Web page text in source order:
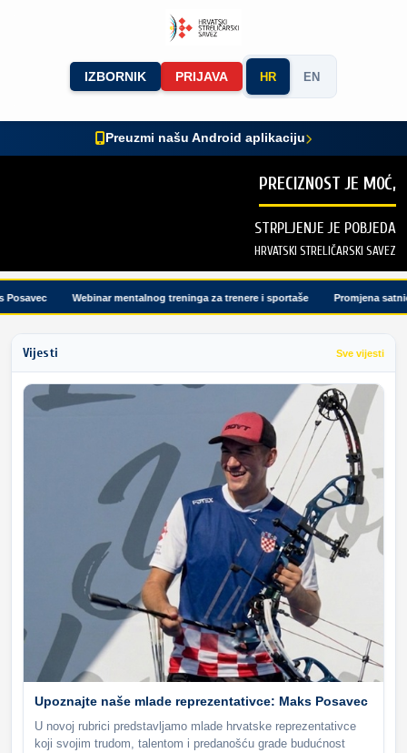
IZBORNIK PRIJAVA HR EN
Preuzmi našu Android aplikaciju
PRECIZNOST JE MOĆ,
STRPLJENJE JE POBJEDA
HRVATSKI STRELIČARSKI SAVEZ
Webinar mentalnog treninga za trenere i sportaše Promjena
Vijesti Sve vijesti
Upoznajte naše mlade reprezentativce: Maks Posavec
U novoj rubrici predstavljamo mlade hrvatske reprezentativce
koji svojim trudom, talentom i predanošću grade budućnost